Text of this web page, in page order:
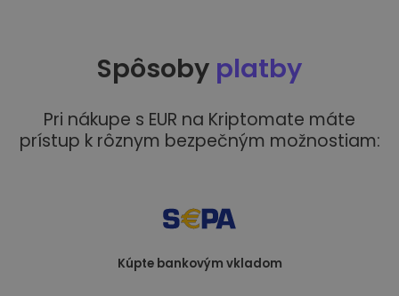
Spôsoby platby
Pri nákupe s EUR na Kriptomate máte
prístup k rôznym bezpečným možnostiam:
Kúpte bankovým vkladom